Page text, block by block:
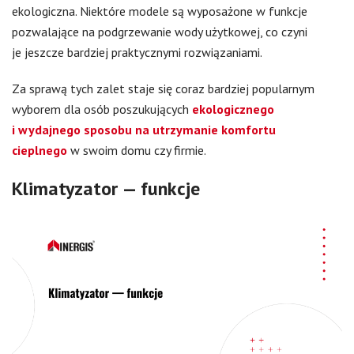
ekologiczna. Niektóre modele są wyposażone w funkcje
pozwalające na podgrzewanie wody użytkowej, co czyni
je jeszcze bardziej praktycznymi rozwiązaniami.
Za sprawą tych zalet staje się coraz bardziej popularnym
wyborem dla osób poszukujących ekologicznego
i wydajnego sposobu na utrzymanie komfortu
cieplnego w swoim domu czy firmie.
Klimatyzator — funkcje